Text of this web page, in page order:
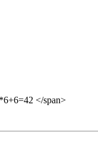
</span>